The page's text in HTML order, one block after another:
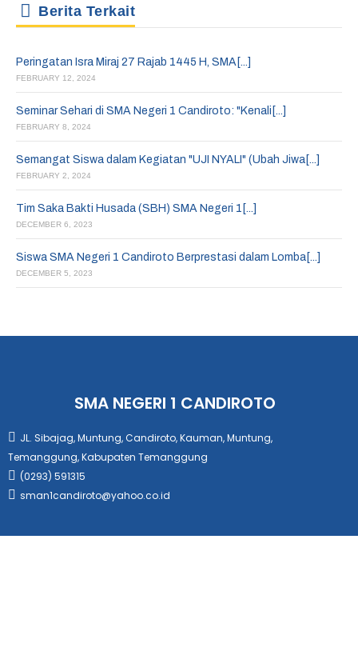
Berita Terkait
Peringatan Isra Miraj 27 Rajab 1445 H, SMA[...]
FEBRUARY 12, 2024
Seminar Sehari di SMA Negeri 1 Candiroto: "Kenali[...]
FEBRUARY 8, 2024
Semangat Siswa dalam Kegiatan "UJI NYALI" (Ubah Jiwa[...]
FEBRUARY 2, 2024
Tim Saka Bakti Husada (SBH) SMA Negeri 1[...]
DECEMBER 6, 2023
Siswa SMA Negeri 1 Candiroto Berprestasi dalam Lomba[...]
DECEMBER 5, 2023
SMA NEGERI 1 CANDIROTO
JL. Sibajag, Muntung, Candiroto, Kauman, Muntung,
Temanggung, Kabupaten Temanggung
(0293) 591315
sman1candiroto@yahoo.co.id